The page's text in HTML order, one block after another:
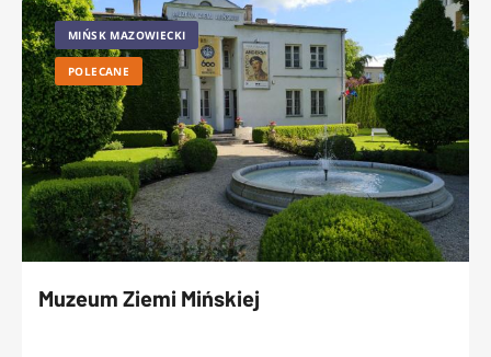
MIŃSK MAZOWIECKI
POLECANE
Muzeum Ziemi Mińskiej